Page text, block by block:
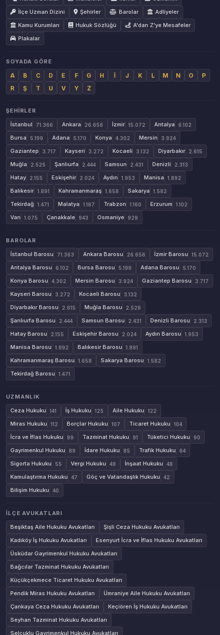
İlçe Uzman Dizini
Şehirler Barolar
Adliyeler
Kamu Kurumları
Hukuk Sözlüğü
A'dan Z'ye Mesafeler
Plakalar
SOYADA GÖRE
A B C D E F G H İ J K L M N O
P
R
Ş T U V Y Z
ŞEHIRLER
İstanbul
71.366 Ankara 26.656 İzmir 15.072 Antalya 6.102
Bursa 5.199 Adana 5.170 Konya 4.302 Mersin 3.924
Gaziantep 3.717 Kayseri 3.272 Kocaeli 3.132 Diyarbakır 2.615
Muğla 2.525 Şanlıurfa 2.444 Samsun 2.431 Denizli 2.313
Hatay 2.155 Eskişehir 2.024 Aydın 1.953 Manisa 1.892
Balıkesir 1.891 Kahramanmaraş 1.658 Sakarya 1.582
Tekirdağ 1.471 Malatya 1.187 Trabzon 1.160 Erzurum 1.102
Van 1.075 Çanakkale 943 Osmaniye 929
BAROLAR
İstanbul Barosu
71.363 Ankara Barosu 26.656 İzmir Barosu 15.072
Antalya Barosu 6.102 Bursa Barosu 5.199 Adana Barosu 5.170
Konya Barosu 4.302 Mersin Barosu 3.924 Gaziantep Barosu 3.717
Kayseri Barosu 3.272 Kocaeli Barosu 3.132
Diyarbakır Barosu 2.615 Muğla Barosu 2.526
Şanlıurfa Barosu 2.444 Samsun Barosu 2.431 Denizli Barosu 2.313
Hatay Barosu 2.155 Eskişehir Barosu 2.024 Aydın Barosu 1.953
Manisa Barosu 1.892 Balıkesir Barosu 1.891
Kahramanmaraş Barosu 1.658 Sakarya Barosu 1.582
Tekirdağ Barosu 1.471
UZMANLIK
Ceza Hukuku
141 İş Hukuku 125 Aile Hukuku 122
Miras Hukuku 112 Borçlar Hukuku 107 Ticaret Hukuku 104
İcra ve İflas Hukuku 99 Tazminat Hukuku 91 Tüketici Hukuku 90
Gayrimenkul Hukuku 89 İdare Hukuku 85 Trafik Hukuku 64
Sigorta Hukuku 55 Vergi Hukuku 49 İnşaat Hukuku 48
Kamulaştırma Hukuku 47 Göç ve Vatandaşlık Hukuku 42
Bilişim Hukuku 40
İLÇE AVUKATLARI
Beşiktaş Aile Hukuku Avukatları
Şişli Ceza Hukuku Avukatları
Kadıköy İş Hukuku Avukatları
Esenyurt İcra ve İflas Hukuku Avukatları
Üsküdar Gayrimenkul Hukuku Avukatları
Bağcılar Tazminat Hukuku Avukatları
Küçükçekmece Ticaret Hukuku Avukatları
Pendik Miras Hukuku Avukatları
Ümraniye Aile Hukuku Avukatları
Çankaya Ceza Hukuku Avukatları
Keçiören İş Hukuku Avukatları
Seyhan Tazminat Hukuku Avukatları
Selçuklu Gayrimenkul Hukuku Avukatları